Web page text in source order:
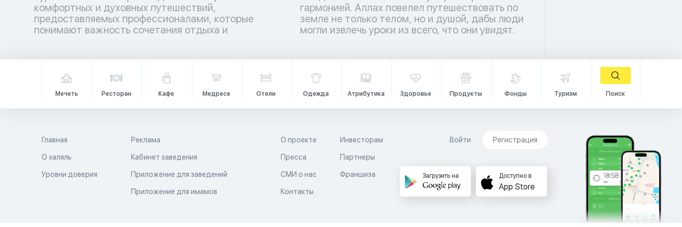
комфортных и духовных путешествий,
предоставляемых профессионалами, которые
понимают важность сочетания отдыха и
гармонией. Аллах повелел путешествовать по
земле не только телом, но и душой, дабы люди
могли извлечь уроки из всего, что они увидят.
Мечеть Ресторан Кафе Медресе Отели Одежда Атрибутика Здоровье Продукты Фонды Туризм Поиск
Главная
О халяль
Уровни доверия
Реклама
Кабинет заведения
Приложение для заведений
Приложение для имамов
О проекте
Пресса
СМИ о нас
Контакты
Инвесторам
Партнеры
Франшиза
Войти Регистрация
Загрузить на Доступно в
App Store